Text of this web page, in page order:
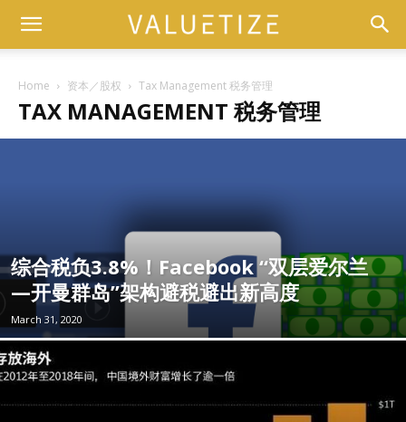
Home 资本／股权 Tax Management 税务管理
TAX MANAGEMENT 税务管理
综合税负3.8%！Facebook “双层爱尔兰
—开曼群岛”架构避税避出新高度
March 31, 2020